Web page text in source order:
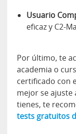
Usuario
eficaz y C2-
Por último, te
academia o
certificado con
mejor se ajuste
tienes, te
tests gratuitos